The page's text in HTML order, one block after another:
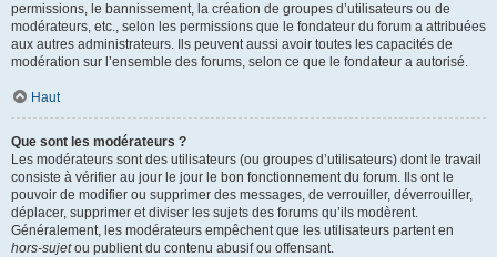
permissions, le bannissement, la création de groupes d’utilisateurs ou de
modérateurs, etc., selon les permissions que le fondateur du forum a attribuées
aux autres administrateurs. Ils peuvent aussi avoir toutes les capacités de
modération sur l’ensemble des forums, selon ce que le fondateur a autorisé.
Haut
Que sont les modérateurs ?
Les modérateurs sont des utilisateurs (ou groupes d’utilisateurs) dont le travail
consiste à vérifier au jour le jour le bon fonctionnement du forum. Ils ont le
pouvoir de modifier ou supprimer des messages, de verrouiller, déverrouiller,
déplacer, supprimer et diviser les sujets des forums qu’ils modèrent.
Généralement, les modérateurs empêchent que les utilisateurs partent en
hors-sujetou publient du contenu abusif ou offensant.